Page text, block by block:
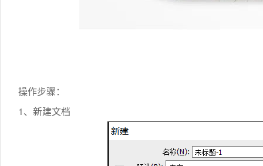
操作步骤：
1、新建文档